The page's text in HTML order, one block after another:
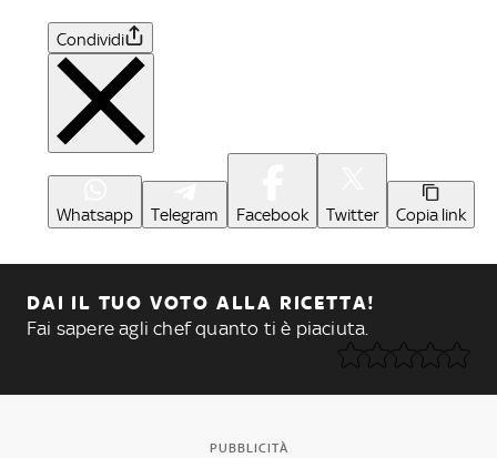
Condividi
Whatsapp Telegram Facebook Twitter Copia link
DAI IL TUO VOTO ALLA RICETTA!
Fai sapere agli chef quanto ti è piaciuta.
PUBBLICITÀ